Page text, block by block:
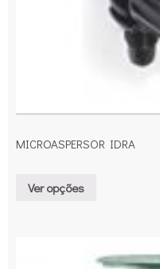
MICROASPERSOR IDRA
Ver opções